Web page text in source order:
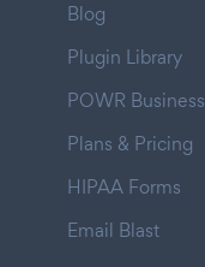
Blog
Plugin Library
POWR Business
Plans & Pricing
HIPAA Forms
Email Blast